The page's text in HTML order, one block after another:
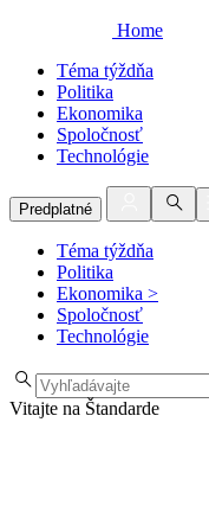
Home
Téma týždňa
Politika
Ekonomika
Spoločnosť
Technológie
Predplatné
Téma týždňa
Politika
Ekonomika >
Spoločnosť
Technológie
Vitajte na Štandarde